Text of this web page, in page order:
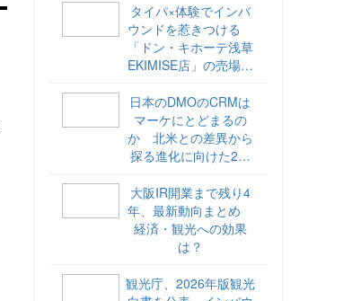
タイパ×体験でインバ
ウンドを惹きつける
「ドン・キホーテ浅草
EKIMISE店」の売場づ
日本のDMOのCRMは
マーケにとどまるの
か 北米との差異から
探る進化に向けた2ス
海外DMOのリアル
vol.6】
大阪IR開業まで残り4
年、最新動向まとめ
経済・観光への効果
は？
観光庁、2026年版観光